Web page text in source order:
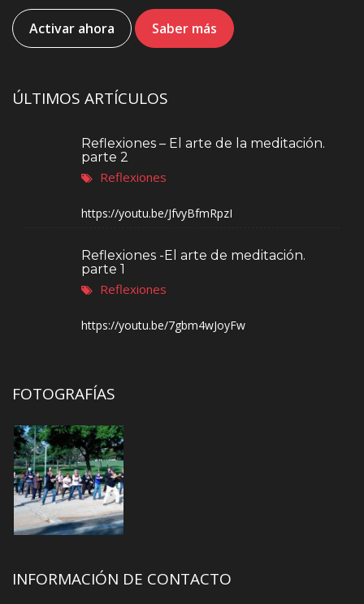
Activar ahora Saber más
ÚLTIMOS ARTÍCULOS
Reflexiones – El arte de la meditación.
parte 2
Reflexiones
https://youtu.be/JfvyBfmRpzI
Reflexiones -El arte de meditación.
parte 1
Reflexiones
https://youtu.be/7gbm4wJoyFw
FOTOGRAFÍAS
INFORMACIÓN DE CONTACTO